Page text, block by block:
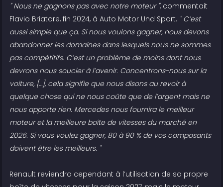
" Nous ne gagnons pas avec notre moteur ", commentait
Flavio Briatore, fin 2024, à Auto Motor Und Sport. " C’est
aussi simple que ça. Si nous voulons gagner, nous devons
abandonner les domaines dans lesquels nous ne sommes
pas compétitifs. C’est un problème de moins dont nous
devrons nous soucier à l’avenir. Concentrons-nous sur la
voiture, […], cela signifie que nous disons au revoir à
quelque chose qui ne nous coûte que de l’argent mais ne
nous apporte rien. Mercedes nous fournira le meilleur
moteur et la meilleure boîte de vitesses du marché en
2026. Si vous voulez gagner, 80 à 90 % de vos composants
doivent être les meilleurs. "
Renault reviendra cependant à l’utilisation de sa propre